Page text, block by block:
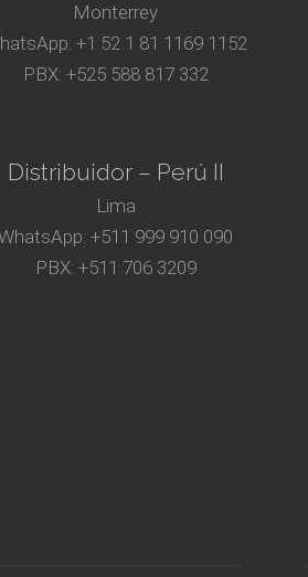
Monterrey
+1 52 1 81 1169 1152
PBX: +525 588 817 332
Distribuidor – Perú II
Lima
+511 999 910 090
PBX: +511 706 3209